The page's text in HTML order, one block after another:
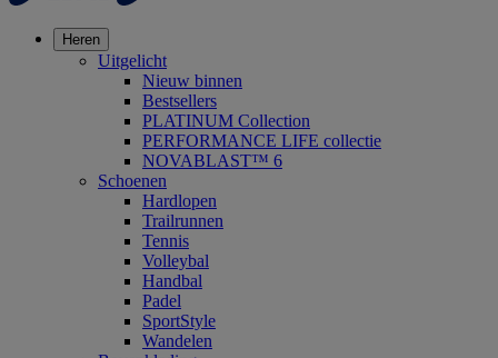
Heren
Uitgelicht
Nieuw binnen
Bestsellers
PLATINUM Collection
PERFORMANCE LIFE collectie
NOVABLAST™ 6
Schoenen
Hardlopen
Trailrunnen
Tennis
Volleybal
Handbal
Padel
SportStyle
Wandelen